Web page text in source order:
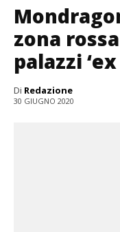
zona
palazzi
Di Redazione
30 GIUGNO 2020